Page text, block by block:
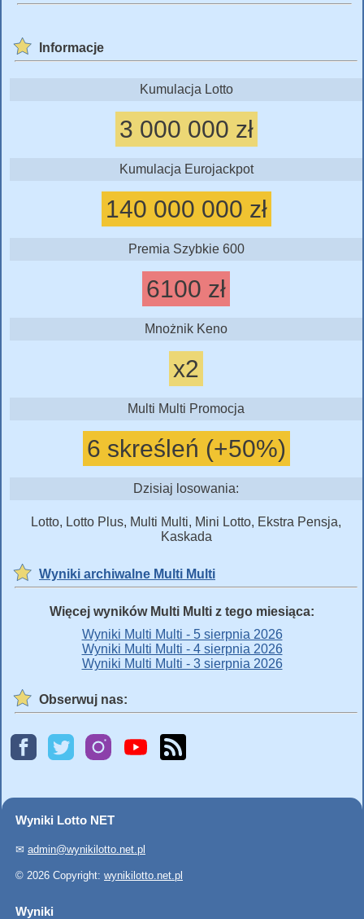
Informacje
Kumulacja Lotto
3 000 000 zł
Kumulacja Eurojackpot
140 000 000 zł
Premia Szybkie 600
6100 zł
Mnożnik Keno
x2
Multi Multi Promocja
6 skreśleń (+50%)
Dzisiaj losowania:
Lotto, Lotto Plus, Multi Multi, Mini Lotto, Ekstra Pensja,
Kaskada
Wyniki archiwalne Multi Multi
Więcej wyników Multi Multi z tego miesiąca:
Wyniki Multi Multi - 5 sierpnia 2026
Wyniki Multi Multi - 4 sierpnia 2026
Wyniki Multi Multi - 3 sierpnia 2026
Obserwuj nas:
Wyniki Lotto NET
✉ admin@wynikilotto.net.pl
© 2026 Copyright: wynikilotto.net.pl
Wyniki